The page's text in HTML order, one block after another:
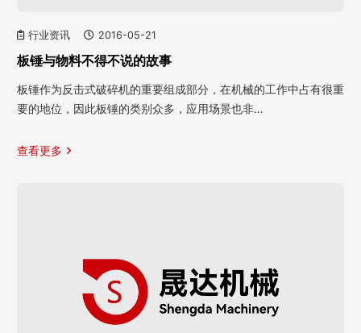
行业资讯 2016-05-21
板锤与物料不得不说的故事
板锤作为反击式破碎机的重要组成部分，在机械的工作中占有很重
要的地位，因此板锤的类别众多，应用场景也非…
查看更多